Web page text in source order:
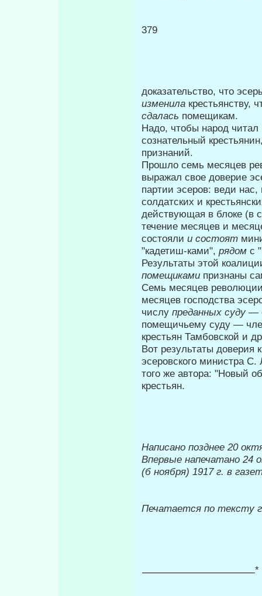
379
доказательство, что
изменила крестьянству,
сдалась помещи­кам.
Надо, чтобы народ
сознатель­ный
признаний.
Прошло семь месяцев
выражал свое доверие
партии эсеров: веди
солдатских и
действующая в блоке (в
течение месяцев и
состояли и состоят
"кадетиш-ками", рядом с
Результаты этой
помещиками при­знаны
Семь месяцев
месяцев господства
числу преданных суду —
помещичьему суду —
крестьян Тамбовской и
Вот результаты доверия
эсе­ровского министра
того же автора: "Новый
крестьян.
Написано позднее 20
Впервые напечатано 24
(б ноября) 1917 г. в
Печатается по тексту
*